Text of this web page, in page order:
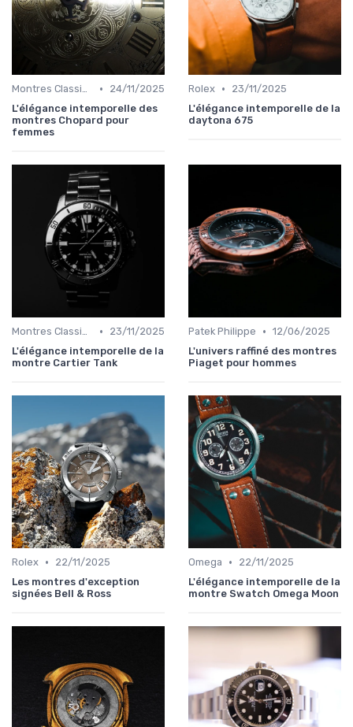
Montres Classiques •
24/11/2025
L'élégance intemporelle des
montres Chopard pour
femmes
Rolex •
23/11/2025
L'élégance intemporelle de la
daytona 675
Montres Classiques •
23/11/2025
L'élégance intemporelle de la
montre Cartier Tank
Patek Philippe • 12/06/2025
L'univers raffiné des montres
Piaget pour hommes
Rolex •
22/11/2025
Les montres d'exception
signées Bell & Ross
Omega •
22/11/2025
L'élégance intemporelle de la
montre Swatch Omega Moon